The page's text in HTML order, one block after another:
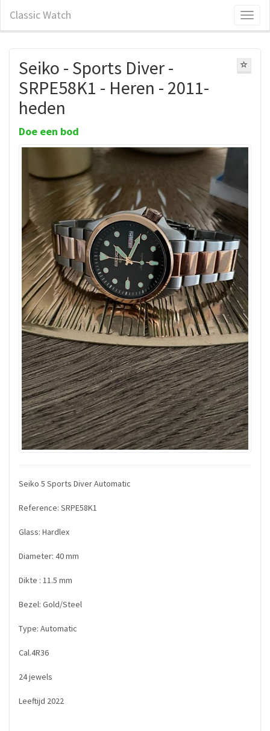
Classic Watch
Seiko - Sports Diver -
SRPE58K1 - Heren - 2011-
heden
Doe een bod
Seiko 5 Sports Diver Automatic
Reference: SRPE58K1
Glass: Hardlex
Diameter: 40 mm
Dikte : 11.5 mm
Bezel: Gold/Steel
Type: Automatic
Cal.4R36
24 jewels
Leeftijd 2022